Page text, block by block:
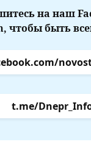
на наш
чтобы быть
t.me/